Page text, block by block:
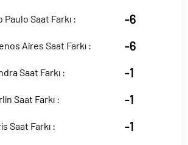
Saat Farkı : -6
Aires Saat Farkı : -6
Saat Farkı : -1
Saat Farkı : -1
Saat Farkı : -1